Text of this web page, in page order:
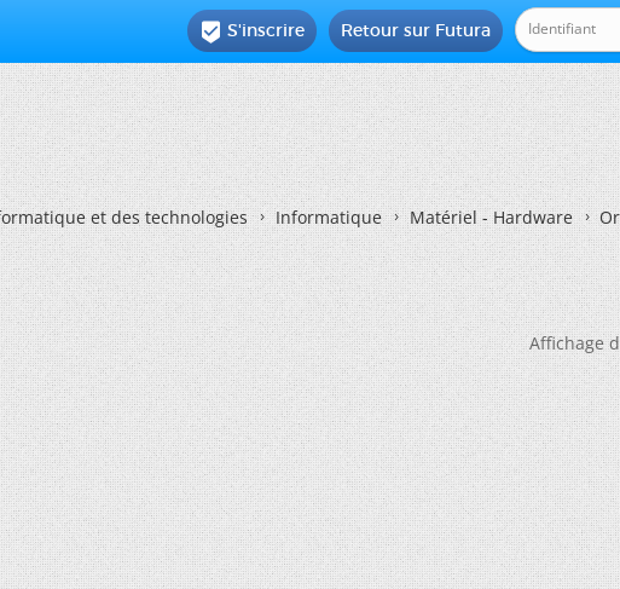
Retour sur Futura
 S'inscrire
et des technologies Informatique Matériel - Hardware
Affichage